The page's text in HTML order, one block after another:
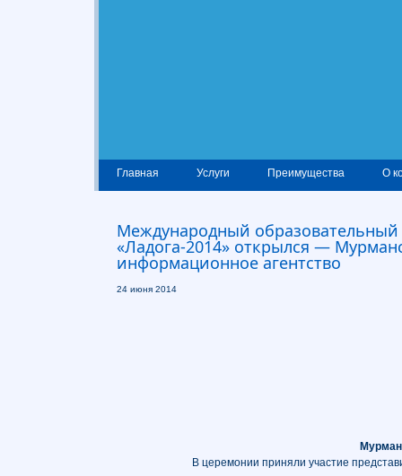
Главная Услуги Преимущества О
Международный
«Ладога-2014» открылся —
информационное агентство
24 июня 2014
В церемонии приняли участие